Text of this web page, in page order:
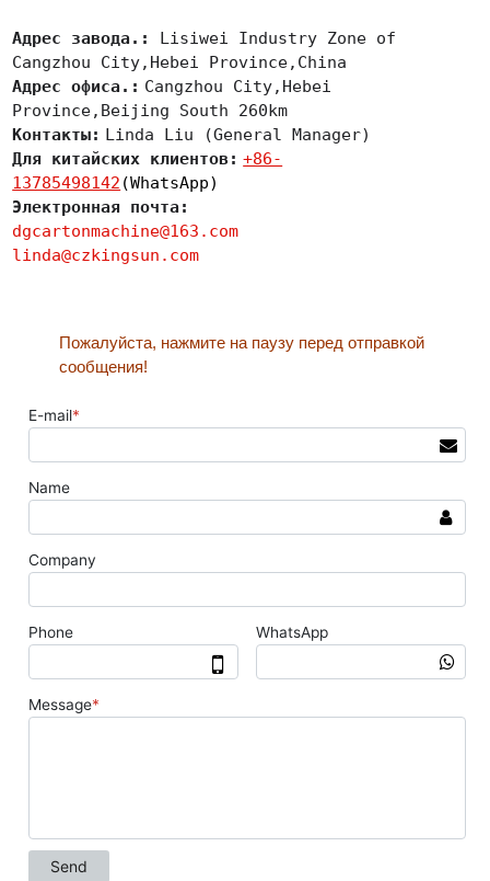
Адрес завода.:
Lisiwei Industry Zone of
Cangzhou City,Hebei Province,China
Адрес офиса.: Cangzhou City,Hebei
Province,Beijing South 260km
Контакты: Linda Liu (General Manager)
Для китайских клиентов: +86-
13785498142 (WhatsApp)
Электронная почта:
dgcartonmachine@163.com
linda@czkingsun.com
Пожалуйста, нажмите на паузу перед отправкой
сообщения!